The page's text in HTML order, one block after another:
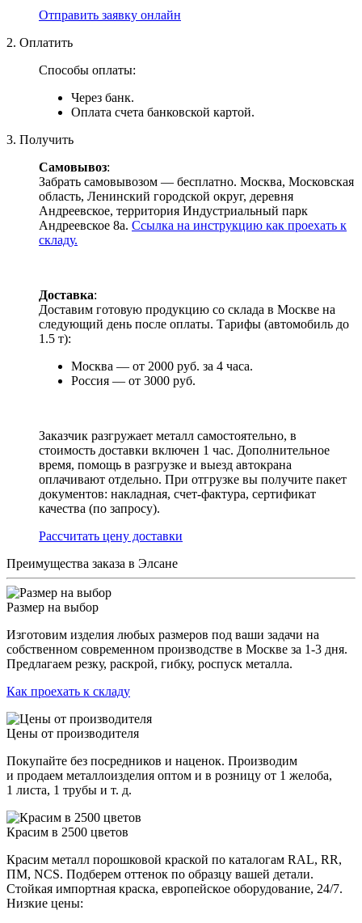
Отправить заявку онлайн
2. Оплатить
Способы оплаты:
Через банк.
Оплата счета банковской картой.
3. Получить
Самовывоз:
Забрать самовывозом — бесплатно. Москва, Московская
область, Ленинский городской округ, деревня
Андреевское, территория Индустриальный парк
Андреевское 8а. Ссылка на инструкцию как проехать к
складу.
Доставка:
Доставим готовую продукцию со склада в Москве на
следующий день после оплаты. Тарифы (автомобиль до
1.5 т):
Москва — от 2000 руб. за 4 часа.
Россия — от 3000 руб.
Заказчик разгружает металл самостоятельно, в
стоимость доставки включен 1 час. Дополнительное
время, помощь в разгрузке и выезд автокрана
оплачивают отдельно. При отгрузке вы получите пакет
документов: накладная, счет-фактура, сертификат
качества (по запросу).
Раcсчитать цену доставки
Преимущества заказа в Элсане
Размер на выбор
Изготовим изделия любых размеров под ваши задачи на
собственном современном производстве в Москве за 1-3 дня.
Предлагаем резку, раскрой, гибку, роспуск металла.
Как проехать к складу
Цены от производителя
Покупайте без посредников и наценок. Производим
и продаем металлоизделия оптом и в розницу от 1 желоба,
1 листа, 1 трубы и т. д.
Красим в 2500 цветов
Красим металл порошковой краской по каталогам RAL, RR,
ПМ, NCS. Подберем оттенок по образцу вашей детали.
Стойкая импортная краска, европейское оборудование, 24/7.
Низкие цены: